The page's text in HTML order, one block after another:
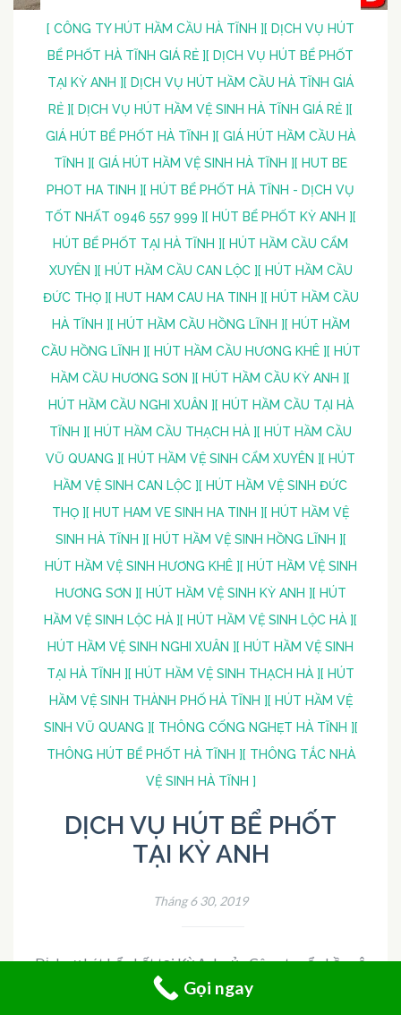
[ CÔNG TY HÚT HẦM CẦU HÀ TĨNH ] [ DỊCH VỤ HÚT
BỂ PHỐT HÀ TĨNH GIÁ RẺ ] [ DỊCH VỤ HÚT BỂ PHỐT
TẠI KỲ ANH ] [ DỊCH VỤ HÚT HẦM CẦU HÀ TĨNH GIÁ
RẺ ] [ DỊCH VỤ HÚT HẦM VỆ SINH HÀ TĨNH GIÁ RẺ ] [
GIÁ HÚT BỂ PHỐT HÀ TĨNH ] [ GIÁ HÚT HẦM CẦU HÀ
TĨNH ] [ GIÁ HÚT HẦM VỆ SINH HÀ TĨNH ] [ HUT BE
PHOT HA TINH ] [ HÚT BỂ PHỐT HÀ TĨNH - DỊCH VỤ
TỐT NHẤT 0946 557 999 ] [ HÚT BỂ PHỐT KỲ ANH ] [
HÚT BỂ PHỐT TẠI HÀ TĨNH ] [ HÚT HẦM CẦU CẨM
XUYÊN ] [ HÚT HẦM CẦU CAN LỘC ] [ HÚT HẦM CẦU
ĐỨC THỌ ] [ HUT HAM CAU HA TINH ] [ HÚT HẦM CẦU
HÀ TĨNH ] [ HÚT HẦM CẦU HỒNG LĨNH ] [ HÚT HẦM
CẦU HỒNG LĨNH ] [ HÚT HẦM CẦU HƯƠNG KHÊ ] [ HÚT
HẦM CẦU HƯƠNG SƠN ] [ HÚT HẦM CẦU KỲ ANH ] [
HÚT HẦM CẦU NGHI XUÂN ] [ HÚT HẦM CẦU TẠI HÀ
TĨNH ] [ HÚT HẦM CẦU THẠCH HÀ ] [ HÚT HẦM CẦU
VŨ QUANG ] [ HÚT HẦM VỆ SINH CẨM XUYÊN ] [ HÚT
HẦM VỆ SINH CAN LỘC ] [ HÚT HẦM VỆ SINH ĐỨC
THỌ ] [ HUT HAM VE SINH HA TINH ] [ HÚT HẦM VỆ
SINH HÀ TĨNH ] [ HÚT HẦM VỆ SINH HỒNG LĨNH ] [
HÚT HẦM VỆ SINH HƯƠNG KHÊ ] [ HÚT HẦM VỆ SINH
HƯƠNG SƠN ] [ HÚT HẦM VỆ SINH KỲ ANH ] [ HÚT
HẦM VỆ SINH LỘC HÀ ] [ HÚT HẦM VỆ SINH LỘC HÀ ] [
HÚT HẦM VỆ SINH NGHI XUÂN ] [ HÚT HẦM VỆ SINH
TẠI HÀ TĨNH ] [ HÚT HẦM VỆ SINH THẠCH HÀ ] [ HÚT
HẦM VỆ SINH THÀNH PHỐ HÀ TĨNH ] [ HÚT HẦM VỆ
SINH VŨ QUANG ] [ THÔNG CỐNG NGHẸT HÀ TĨNH ] [
THÔNG HÚT BỂ PHỐT HÀ TĨNH ] [ THÔNG TẮC NHÀ
VỆ SINH HÀ TĨNH ]
DỊCH VỤ HÚT BỂ PHỐT
TẠI KỲ ANH
Tháng 6 30, 2019
Dịch vụ hút bể phốt tại Kỳ Anh của Công ty cổ phần vệ
sinh môi trường đô thị thông hút bể …
Gọi ngay